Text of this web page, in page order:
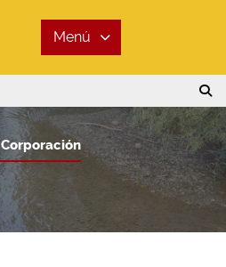
Menú
Corporación